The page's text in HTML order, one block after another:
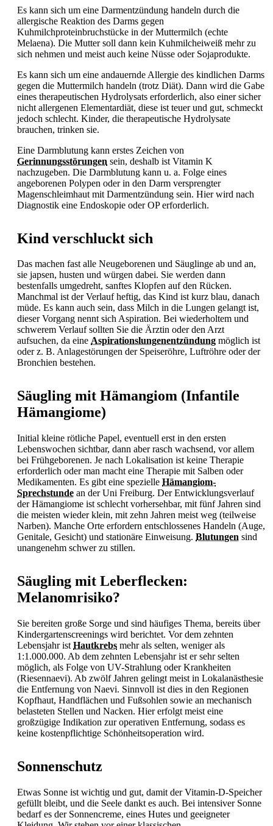
Es kann sich um eine Darmentzündung handeln durch die
allergische Reaktion des Darms gegen
Kuhmilchproteinbruchstücke in der Muttermilch (echte
Melaena). Die Mutter soll dann kein Kuhmilcheiweiß mehr zu
sich nehmen und meist auch keine Nüsse oder Sojaprodukte.
Es kann sich um eine andauernde Allergie des kindlichen Darms
gegen die Muttermilch handeln (trotz Diät). Dann wird die Gabe
eines therapeutischen Hydrolysats erforderlich, also einer sicher
nicht allergenen Elementardiät, diese ist teuer und gut, schmeckt
jedoch schlecht. Kinder, die therapeutische Hydrolysate
brauchen, trinken sie.
Eine Darmblutung kann erstes Zeichen von
Gerinnungsstörungen sein, deshalb ist Vitamin K
nachzugeben. Die Darmblutung kann u. a. Folge eines
angeborenen Polypen oder in den Darm versprengter
Magenschleimhaut mit Darmentzündung sein. Hier wird nach
Diagnostik eine Endoskopie oder OP erforderlich.
Kind verschluckt sich
Das machen fast alle Neugeborenen und Säuglinge ab und an,
sie japsen, husten und würgen dabei. Sie werden dann
bestenfalls umgedreht, sanftes Klopfen auf den Rücken.
Manchmal ist der Verlauf heftig, das Kind ist kurz blau, danach
müde. Es kann auch sein, dass Milch in die Lungen gelangt ist,
dieser Vorgang nennt sich Aspiration. Bei wiederholtem und
schwerem Verlauf sollten Sie die Ärztin oder den Arzt
aufsuchen, da eine Aspirationslungenentzündung möglich ist
oder z. B. Anlagestörungen der Speiseröhre, Luftröhre oder der
Bronchien bestehen.
Säugling mit Hämangiom (Infantile
Hämangiome)
Initial kleine rötliche Papel, eventuell erst in den ersten
Lebenswochen sichtbar, dann aber rasch wachsend, vor allem
bei Frühgeborenen. Je nach Lokalisation ist keine Therapie
erforderlich oder man macht eine Therapie mit Salben oder
Medikamenten. Es gibt eine spezielle Hämangiom-
Sprechstunde an der Uni Freiburg. Der Entwicklungsverlauf
der Hämangiome ist schlecht vorhersehbar, mit fünf Jahren sind
die meisten wieder klein, mit zehn Jahren meist weg (teilweise
Narben). Manche Orte erfordern entschlossenes Handeln (Auge,
Genitale, Gesicht) und stationäre Einweisung. Blutungen sind
unangenehm schwer zu stillen.
Säugling mit Leberflecken:
Melanomrisiko?
Sie bereiten große Sorge und sind häufiges Thema, bereits über
Kindergartenscreenings wird berichtet. Vor dem zehnten
Lebensjahr ist Hautkrebs mehr als selten, weniger als
1:1.000.000. Ab dem zehnten Lebensjahr ist er sehr selten
möglich, als Folge von UV-Strahlung oder Krankheiten
(Riesennaevi). Ab zwölf Jahren gelingt meist in Lokalanästhesie
die Entfernung von Naevi. Sinnvoll ist dies in den Regionen
Kopfhaut, Handflächen und Fußsohlen sowie an mechanisch
belasteten Stellen und Nacken. Hier erfolgt meist eine
großzügige Indikation zur operativen Entfernung, sodass es
keine kostenpflichtige Schönheitsoperation wird.
Sonnenschutz
Etwas Sonne ist wichtig und gut, damit der Vitamin-D-Speicher
gefüllt bleibt, und die Seele dankt es auch. Bei intensiver Sonne
bedarf es der Sonnencreme, eines Hutes und geeigneter